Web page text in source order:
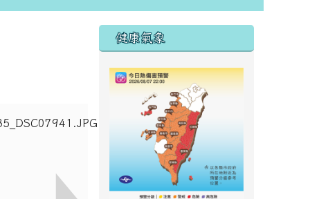
右邊區域內容
健康氣象